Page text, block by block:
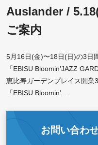
Auslander /
ご案内
5月16日(金)〜18日(日)の3日
「EBISU Bloomin’JAZZ
恵比寿ガーデンプレイス開業
「EBISU Bloomin’...
お問い合わ